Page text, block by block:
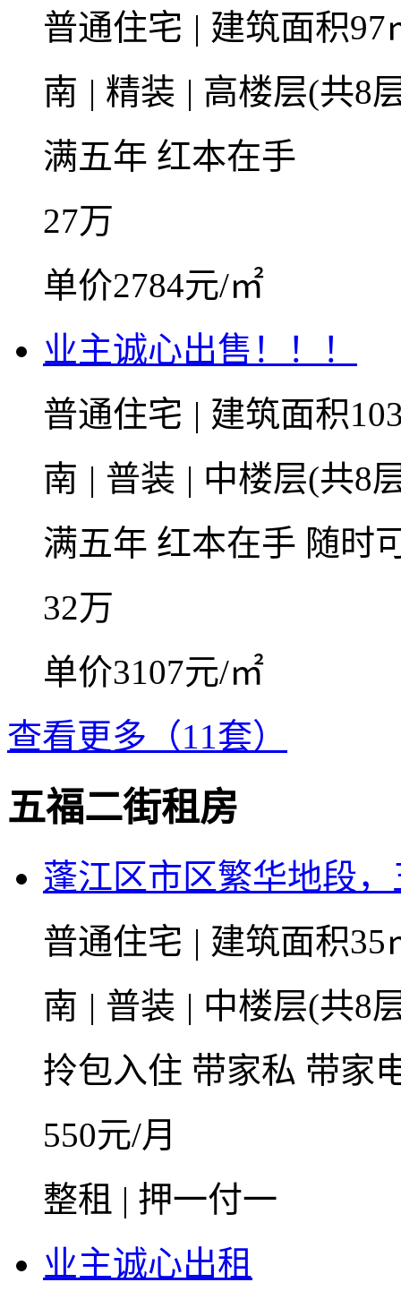
普通住宅 | 建筑面积
南 | 精装 | 高楼层(共8
满五年 红本在手
27万
单价2784元/㎡
业主诚心出售！！！
普通住宅 | 建筑面积
南 | 普装 | 中楼层(共8
满五年 红本在手 随时
32万
单价3107元/㎡
查看更多（11套）
五福二街租房
蓬江区市区繁华地段
普通住宅 | 建筑面积
南 | 普装 | 中楼层(共8
拎包入住 带家私 带家
550元/月
整租 | 押一付一
业主诚心出租